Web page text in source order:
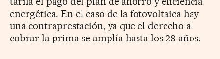
energética. En el caso de la fotovoltaica hay
una contraprestación, ya que el derecho a
cobrar la prima se amplía hasta los 28 años.